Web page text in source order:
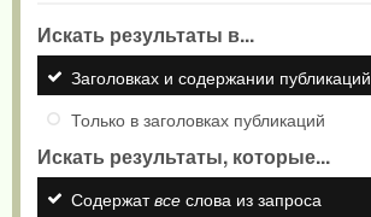
Искать результаты в...
Заголовках и содержании публикаций
Только в заголовках публикаций
Искать результаты, которые...
Содержатвсе слова из запроса